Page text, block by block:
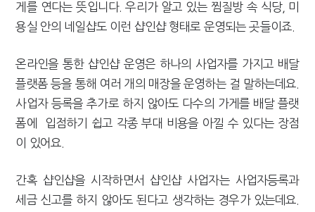
게를 연다는 뜻입니다. 우리가 알고 있는 찜질방 속 식당, 미
용실 안의 네일샵도 이런 샵인샵 형태로 운영되는 곳들이죠.
온라인을 통한 샵인샵 운영은 하나의 사업자를 가지고 배달
플랫폼 등을 통해 여러 개의 매장을 운영하는 걸 말하는데요.
사업자 등록을 추가로 하지 않아도 다수의 가게를 배달 플랫
폼에 입점하기 쉽고 각종 부대 비용을 아낄 수 있다는 장점
이 있어요.
간혹 샵인샵을 시작하면서 샵인샵 사업자는 사업자등록과
세금 신고를 하지 않아도 된다고 생각하는 경우가 있는데요.